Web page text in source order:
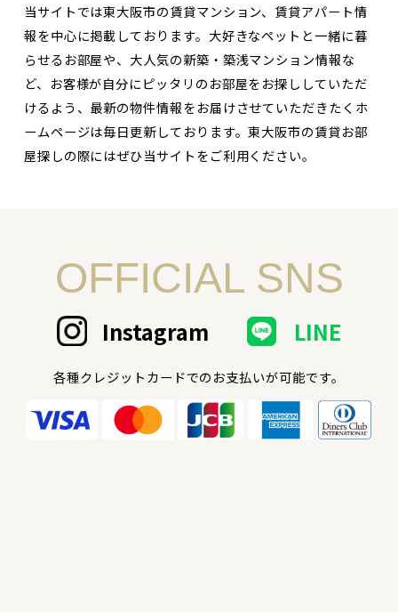
当サイトでは東大阪市の賃貸マンション、賃貸アパート情
報を中心に掲載しております。大好きなペットと一緒に暮
らせるお部屋や、大人気の新築・築浅マンション情報な
ど、お客様が自分にピッタリのお部屋をお探ししていただ
けるよう、最新の物件情報をお届けさせていただきたくホ
ームページは毎日更新しております。東大阪市の賃貸お部
屋探しの際にはぜひ当サイトをご利用ください。
OFFICIAL SNS
Instagram LINE
各種クレジットカードでのお支払いが可能です。